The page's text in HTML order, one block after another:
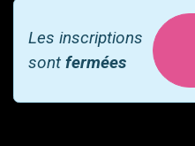
Les inscriptions
sont fermées